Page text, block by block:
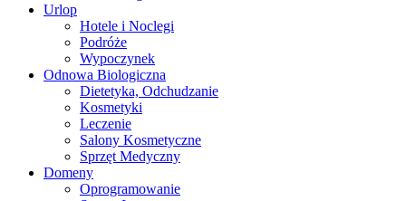
Urlop
Hotele i Noclegi
Podróże
Wypoczynek
Odnowa Biologiczna
Dietetyka, Odchudzanie
Kosmetyki
Leczenie
Salony Kosmetyczne
Sprzęt Medyczny
Domeny
Oprogramowanie